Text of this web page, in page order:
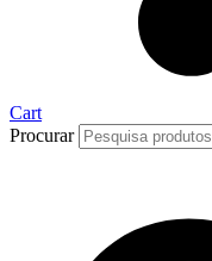
Cart
Procurar